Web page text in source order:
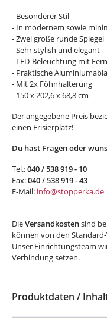
- Besonderer Stil
- In modernem sowie
- Zwei große runde Spiegel
- Sehr stylish und elegant
- LED-Beleuchtung mit
- Praktische
- Mit 2x Föhnhalterung
- 150 x 202,6 x 68,8 cm
Der angegebene Preis
einen Frisierplatz!
Du hast Fragen oder
Tel.:040 / 538 919 - 10
Fax:040 / 538 919 - 43
E-Mail: info@stopperka.de
DieVersandkostensind
können von den
Unser Einrichtungsteam
Verbindung setzen.
Produktdaten /